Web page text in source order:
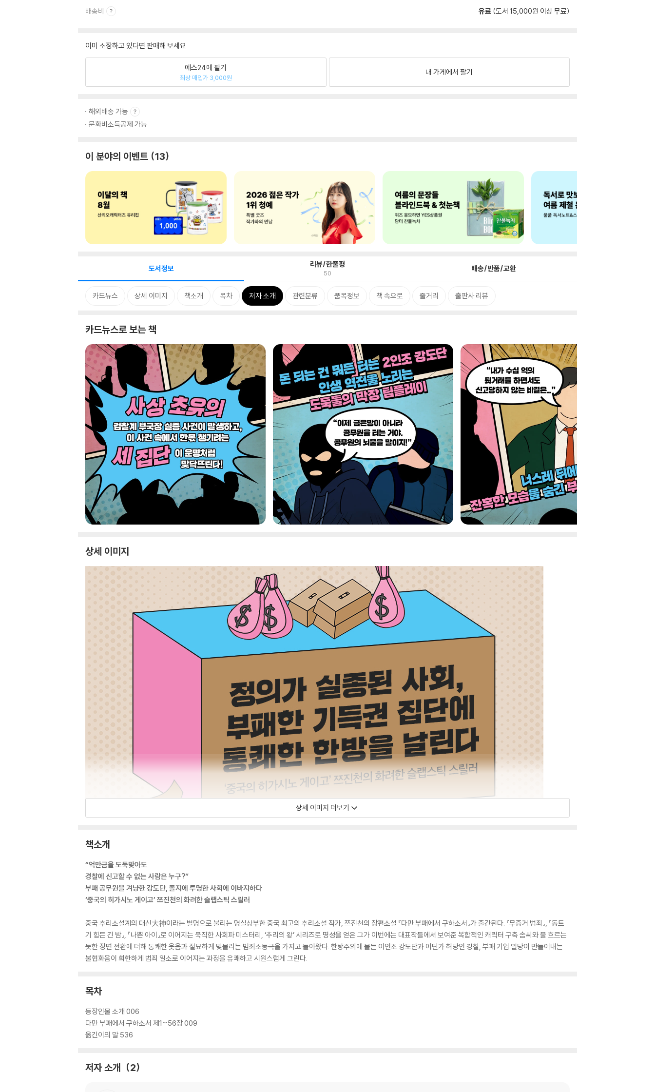
배송비 유료 (도서 15,000원 이상 무료)
이미 소장하고 있다면 판매해 보세요.
예스24에 팔기
최상 매입가 3,000원
내 가게에서 팔기
해외배송 가능
문화비소득공제 가능
이 분야의 이벤트 13
도서정보 리뷰/한줄평
50 배송/반품/교환
카드뉴스 상세 이미지 책소개 목차 저자 소개 관련분류 품목정보 책 속으로 줄거리 출판사 리뷰
카드뉴스로 보는 책
상세 이미지
상세 이미지 더보기
책소개
“억만금을 도둑맞아도
경찰에 신고할 수 없는 사람은 누구?”
부패 공무원을 겨냥한 강도단, 졸지에 투명한 사회에 이바지하다
‘중국의 히가시노 게이고’ 쯔진천의 화려한 슬랩스틱 스릴러
중국 추리소설계의 대신大神이라는 별명으로 불리는 명실상부한 중국 최고의 추리소설 작가, 쯔진천의 장편소설 『다만 부패에서 구하소서』가 출간된다. 『무증거 범죄』, 『동트
기 힘든 긴 밤』, 『나쁜 아이』로 이어지는 묵직한 사회파 미스터리, ‘추리의 왕’ 시리즈로 명성을 얻은 그가 이번에는 대표작들에서 보여준 복합적인 캐릭터 구축 솜씨와 물 흐르는
듯한 장면 전환에 더해 통쾌한 웃음과 절묘하게 맞물리는 범죄소동극을 가지고 돌아왔다. 한탕주의에 물든 이인조 강도단과 어딘가 허당인 경찰, 부패 기업 일당이 만들어내는
불협화음이 희한하게 범죄 일소로 이어지는 과정을 유쾌하고 시원스럽게 그린다.
목차
등장인물 소개 006
다만 부패에서 구하소서 제1~56장 009
옮긴이의 말 536
저자 소개 2